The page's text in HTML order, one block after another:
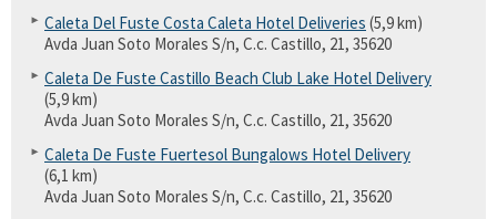
Caleta Del Fuste Costa Caleta Hotel Deliveries (5,9 km)
Avda Juan Soto Morales S/n, C.c. Castillo, 21, 35620
Caleta De Fuste Castillo Beach Club Lake Hotel Delivery
(5,9 km)
Avda Juan Soto Morales S/n, C.c. Castillo, 21, 35620
Caleta De Fuste Fuertesol Bungalows Hotel Delivery
(6,1 km)
Avda Juan Soto Morales S/n, C.c. Castillo, 21, 35620